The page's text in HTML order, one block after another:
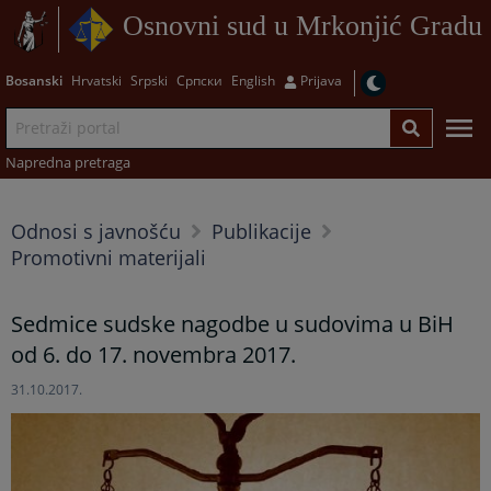
Osnovni sud u Mrkonjić Gradu
Bosanski Hrvatski Srpski Српски English Prijava
Napredna pretraga
Odnosi s javnošću
Publikacije
Promotivni materijali
Sedmice sudske nagodbe u sudovima u BiH
od 6. do 17. novembra 2017.
31.10.2017.